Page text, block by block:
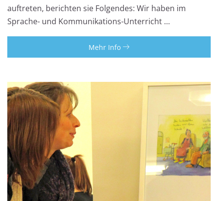
auftreten, berichten sie Folgendes: Wir haben im
Sprache- und Kommunikations-Unterricht …
Mehr Info